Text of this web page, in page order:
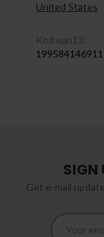
United States
Kod ean13:
199584146911
SIGN
Get e-mail